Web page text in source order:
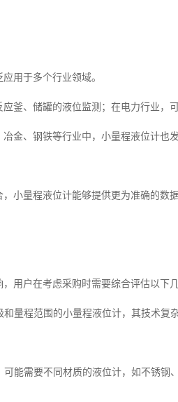
用于多个行业领域。
釜、储罐的液位监测；在电力行业，
金、钢铁等行业中，小量程液位计也
小量程液位计能够提供更为准确的数
用户在考虑采购时需要综合评估以下几
量程范围的小量程液位计，其技术复
能需要不同材质的液位计，如不锈钢